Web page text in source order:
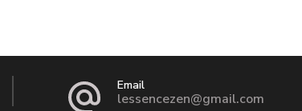
Email
lessencezen@gmail.com